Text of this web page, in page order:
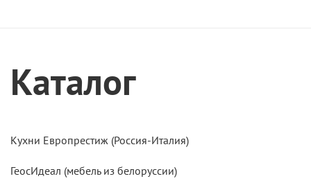
Каталог
Кухни Европрестиж (Россия-Италия)
ГеосИдеал (мебель из белоруссии)